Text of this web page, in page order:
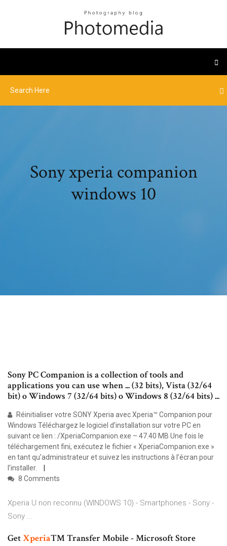
Sony xperia companion
windows 10
Sony PC Companion is a collection of tools and
applications you can use when ... (32 bits), Vista (32/64
bit) o Windows 7 (32/64 bits) o Windows 8 (32/64 bits) ...
Réinitialiser votre SONY Xperia avec Xperia™ Companion pour
Windows Téléchargez le logiciel d’installation sur votre PC en
suivant ce lien : /XperiaCompanion.exe – 47.40 MB Une fois le
téléchargement fini, exécutez le fichier « XperiaCompanion.exe »
en tant qu’administrateur et suivez les instructions à l’écran pour
l’installer.
8 Comments
Xperia U non reconnu (WINDOWS 10) - Smartphones - Sony -
Sony ...
GetXperia™ Transfer Mobile - Microsoft Store